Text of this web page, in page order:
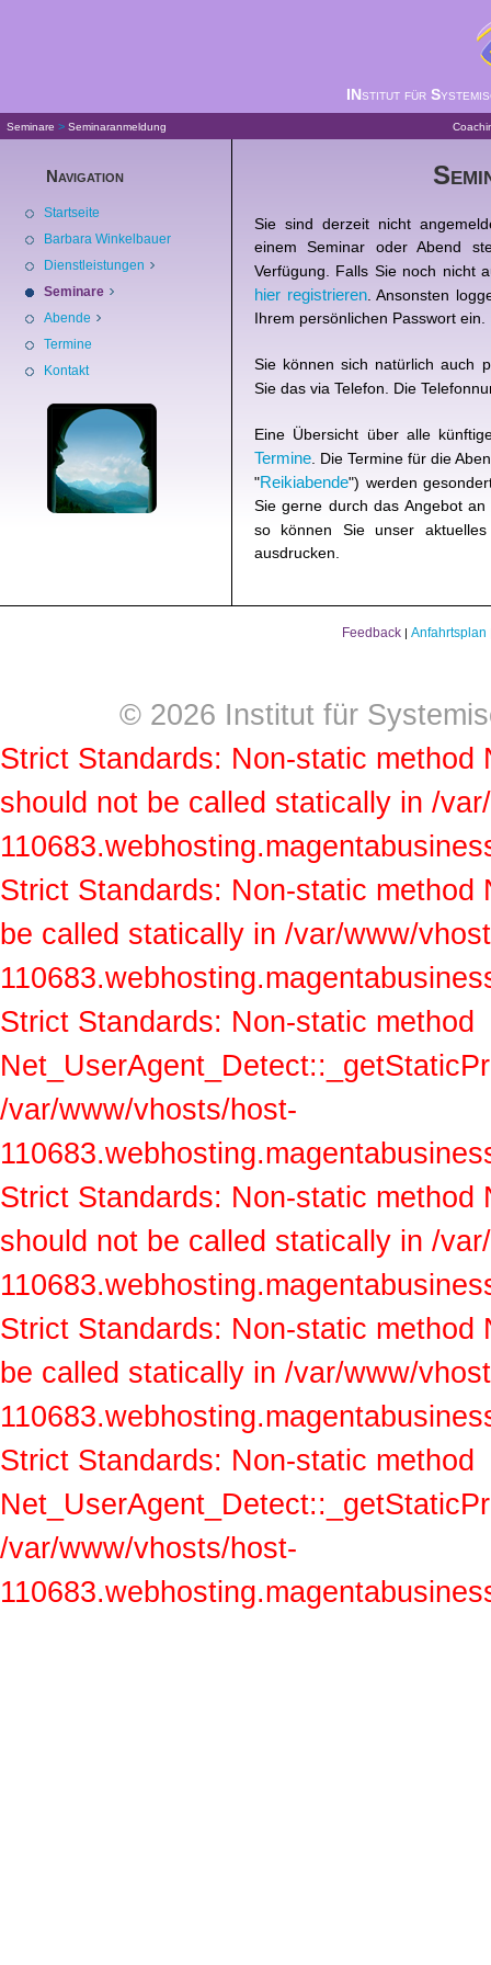
INstitut für S
Seminare > Seminaranmeldung
Navigation
Startseite
Barbara Winkelbauer
Dienstleistungen
Seminare
Abende
Termine
Kontakt
Sie sind derzeit nicht
einem Seminar oder Abend
Verfügung. Falls Sie noch nicht
hier registrieren. Ansonsten
Ihrem persönlichen Passwort ein.
Sie können sich natürlich auch
Sie das via Telefon. Die
Eine Übersicht über alle
Termine . Die Termine für die
"Reikiabende") werden
Sie gerne durch das Angebot
so können Sie unser
ausdrucken.
Feedback | Anfahrtsplan
© 2026 Institut für
Strict Standards: Non-static
should not be called statically in /
Strict Standards: Non-static
be called statically in /var/www/
Strict Standards: Non-static method
/var/www/vhosts/host-
Strict Standards: Non-static
should not be called statically in /
Strict Standards: Non-static
be called statically in /var/www/
Strict Standards: Non-static method
/var/www/vhosts/host-